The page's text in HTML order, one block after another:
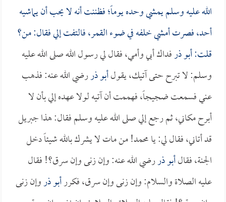
الله عليه وسلم يمشي وحده يوماً؛ فظننت أنه لا يحب أن يماشيه
أحد، فصرت أمشي خلفه في ضوء القمر، فالتفت إلي فقال: من؟
قلت:أبو ذرفداك أبي وأمي، فقال لي رسول الله صلى الله عليه
وسلم: لا تبرح حتى آتيك، يقولأبو ذررضي الله عنه: فذهب
عني فسمعت ضجيجاً، فهممت أن آتيه لولا عهده إلي بأن لا
أبرح مكاني، ثم رجع إلي صلى الله عليه وسلم فقال: هذا جبريل
قد أتاني، فقال لي: يا محمد! من مات لا يشرك بالله شيئاً دخل
الجنة، فقالأبو ذررضي الله عنه: وإن زنى وإن سرق؟! فقال
عليه الصلاة والسلام: وإن زنى وإن سرق، فكررأبو ذروإن زنى